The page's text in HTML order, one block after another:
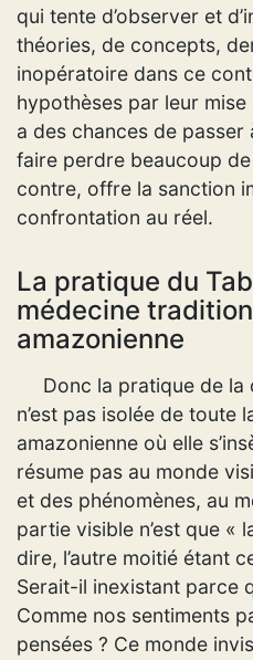
qui tente d’observer et
théories, de concepts,
inopératoire dans ce
hypothèses par leur mise
a des chances de passer
faire perdre beaucoup
contre, offre la sanction
confrontation au réel.
La pratique du
médecine
amazonienne
Donc la pratique de la
n’est pas isolée de toute
amazonienne où elle
résume pas au monde
et des phénomènes, au
partie visible n’est que «
dire, l’autre moitié étant
Serait-il inexistant parce
Comme nos sentiments
pensées ? Ce monde